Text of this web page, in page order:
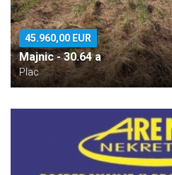
45.960,00 EUR
Majnic - 30.64 a
Plac